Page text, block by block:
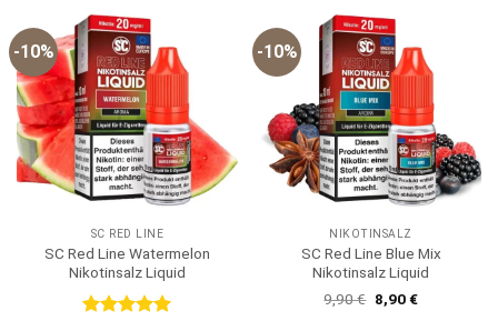
-10%
SC RED LINE
SC Red Line Watermelon
Nikotinsalz Liquid
-10%
NIKOTINSALZ
SC Red Line Blue Mix
Nikotinsalz Liquid
9,90€ Ursprünglicher
Preis
8,90€Aktueller